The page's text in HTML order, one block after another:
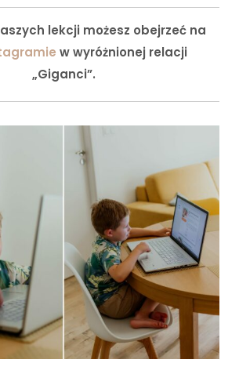
lekcji możesz obejrzeć na
w wyróżnionej relacji
„Giganci”.